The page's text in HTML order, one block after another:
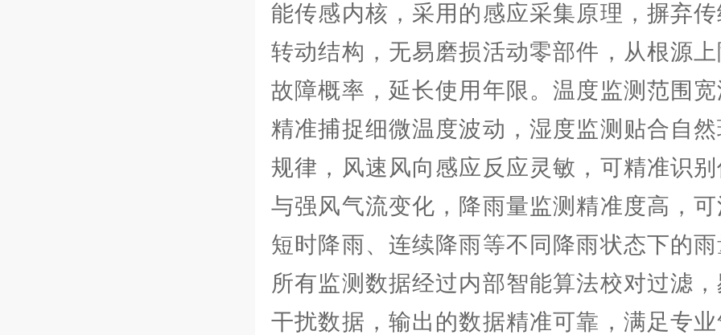
能传感内核，采用的感应采集原理，摒弃
转动结构，无易磨损活动零部件，从根源
故障概率，延长使用年限。温度监测范围
精准捕捉细微温度波动，湿度监测贴合自
规律，风速风向感应反应灵敏，可精准识
与强风气流变化，降雨量监测精准度高，
短时降雨、连续降雨等不同降雨状态下的
所有监测数据经过内部智能算法校对过滤
干扰数据，输出的数据精准可靠，满足专